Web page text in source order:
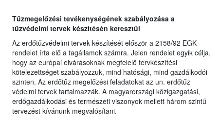
Tűzmegelőzési tevékenységének szabályozása a
tűzvédelmi tervek készítésén keresztül
Az erdőtűzvédelmi tervek készítését először a 2158/92 EGK
rendelet írta elő a tagállamok számra. Jelen rendelet egyik célja,
hogy az európai elvárásoknak megfelelő tervkészítési
kötelezettséget szabályozzuk, mind hatósági, mind gazdálkodói
szinten. Az erdőtűz megelőzési feladatokat az un. erdőtűz
védelmi tervek tartalmazzák. A magyarországi közigazgatási,
erdőgazdálkodási és természeti viszonyok mellett három szintű
tervezést kívánunk megvalósítani.